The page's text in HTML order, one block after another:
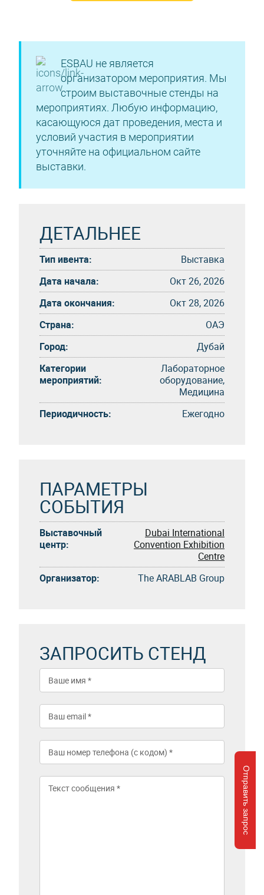
Отправить запрос
ESBAU не является
организатором мероприятия. Мы
строим выставочные стенды на
мероприятиях. Любую информацию,
касающуюся дат проведения, места и
условий участия в мероприятии
уточняйте на официальном сайте
выставки.
ДЕТАЛЬНЕЕ
Тип ивента:
Выставка
Дата начала:
Окт 26, 2026
Дата окончания:
Окт 28, 2026
Страна:
ОАЭ
Город:
Дубай
Категории
мероприятий:
Лабораторное
оборудование,
Медицина
Периодичность:
Eжегоднo
ПАРАМЕТРЫ
СОБЫТИЯ
Выставочный
центр:
Dubai International
Convention Exhibition
Centre
Организатор:
The ARABLAB Group
ЗАПРОСИТЬ СТЕНД